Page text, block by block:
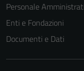
Personale
Enti e Fondazioni
Documenti e Dati